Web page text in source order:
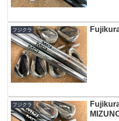
フジクラ
フジクラ